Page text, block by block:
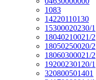
1083
14220110130
15300020230/1
18040210021/2
18050250020/2
18060300021/2
19200230120/1
320800501401